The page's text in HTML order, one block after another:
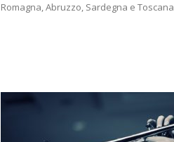
Romagna, Abruzzo, Sardegna e Toscana